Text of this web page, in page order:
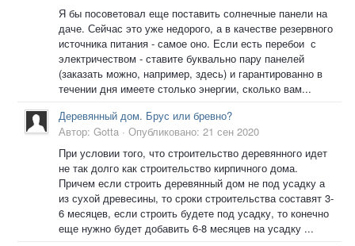
Я бы посоветовал еще поставить солнечные панели на
даче. Сейчас это уже недорого, а в качестве резервного
источника питания - самое оно. Если есть перебои с
электричеством - ставите буквально пару панелей
(заказать можно, например, здесь) и гарантированно в
течении дня имеете столько энергии, сколько вам...
Деревянный дом. Брус или бревно?
Автор: Gotta · Опубликовано: 21 сен 2020
При условии того, что строительство деревянного идет
не так долго как строительство кирпичного дома.
Причем если строить деревянный дом не под усадку а
из сухой древесины, то сроки строительства составят 3-
6 месяцев, если строить будете под усадку, то конечно
еще нужно будет добавить 6-8 месяцев на усадку ...